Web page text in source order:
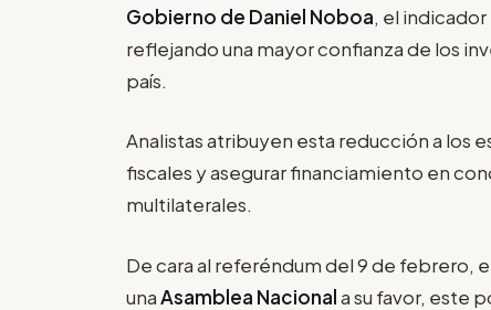
Gobierno de Daniel Noboa, el
reflejando una mayor confianza de los
país.
Analistas atribuyen esta reducción a los
fiscales y asegurar financiamiento en
multilaterales.
De cara al referéndum del 9 de febrero,
unaAsamblea Nacionala su favor, este